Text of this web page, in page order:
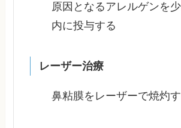
原因となるアレルゲンを
内に投与する
レーザー治療
鼻粘膜をレーザーで焼灼